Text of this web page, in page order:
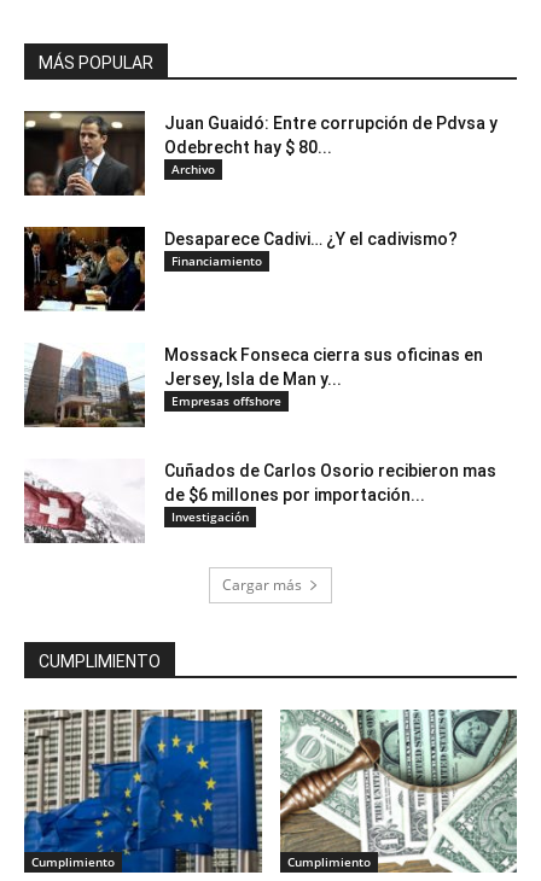
MÁS POPULAR
Juan Guaidó: Entre corrupción de Pdvsa y
Odebrecht hay $ 80...
Archivo
Desaparece Cadivi… ¿Y el cadivismo?
Financiamiento
Mossack Fonseca cierra sus oficinas en
Jersey, Isla de Man y...
Empresas offshore
Cuñados de Carlos Osorio recibieron mas
de $6 millones por importación...
Investigación
Cargar más
CUMPLIMIENTO
Cumplimiento Cumplimiento